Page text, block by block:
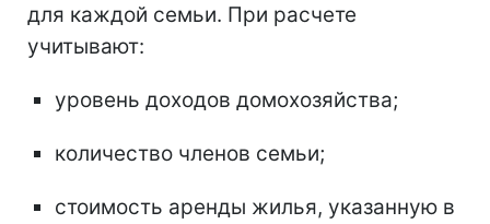
для каждой семьи. При расчете
учитывают:
уровень доходов домохозяйства;
количество членов семьи;
стоимость аренды жилья, указанную в